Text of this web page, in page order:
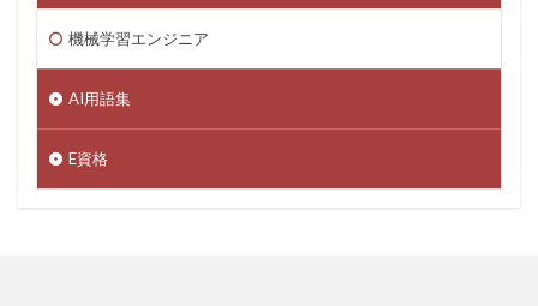
機械学習エンジニア
AI用語集
E資格